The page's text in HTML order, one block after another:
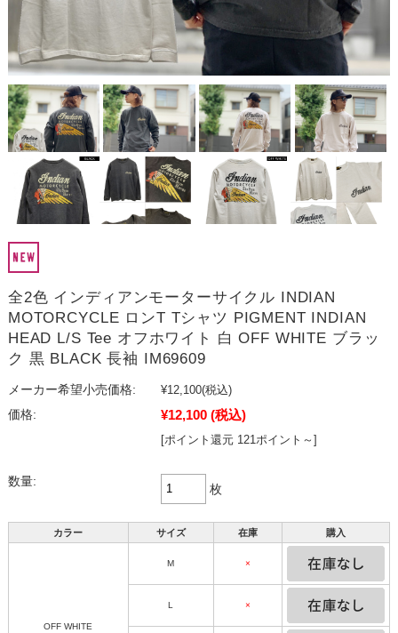
全2色 インディアンモーターサイクル INDIAN
MOTORCYCLE ロンT Tシャツ PIGMENT INDIAN
HEAD L/S Tee オフホワイト 白 OFF WHITE ブラッ
ク 黒 BLACK 長袖 IM69609
メーカー希望小売価格: ¥12,100(税込)
価格:
¥12,100 (税込)
[ポイント還元 121ポイント～]
数量:
枚
カラー サイズ 在庫 購入
OFF WHITE
M ×
L ×